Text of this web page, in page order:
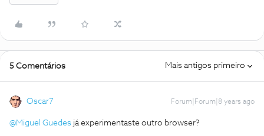
5 Comentários Mais antigos primeiro
Oscar7 Forum|Forum|8 years ago
@Miguel Guedes já experimentaste outro browser?